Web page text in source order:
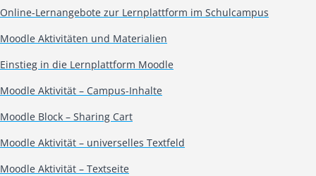
Online-Lernangebote zur Lernplattform im Schulcampus
Moodle Aktivitäten und Materialien
Einstieg in die Lernplattform Moodle
Moodle Aktivität – Campus-Inhalte
Moodle Block – Sharing Cart
Moodle Aktivität – universelles Textfeld
Moodle Aktivität – Textseite